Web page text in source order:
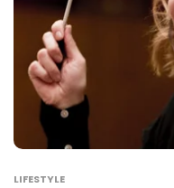
LIFESTYLE